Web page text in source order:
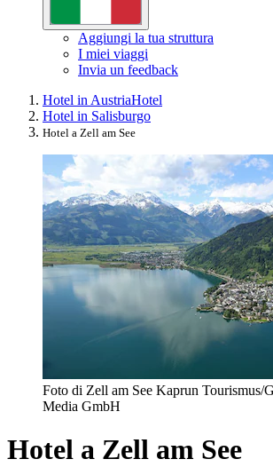
Aggiungi la tua struttura
I miei viaggi
Invia un feedback
Hotel in AustriaHotel
Hotel in Salisburgo
Hotel a Zell am See
Foto di Zell am See Kaprun Tourismus/
Media GmbH
Hotel a Zell am See